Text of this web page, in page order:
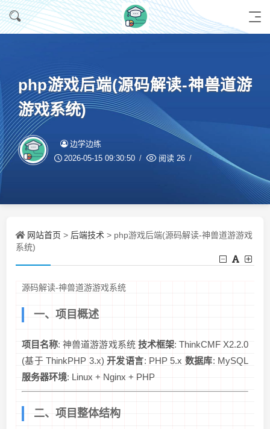
php游戏后端(源码解读-神兽道游
游戏系统)
边学边练
2026-05-15 09:30:50 阅读 26
网站首页 > 后端技术 > php游戏后端(源码解读-神兽道游游戏
系统)
源码解读-神兽道游游戏系统
一、项目概述
项目名称: 神兽道游游戏系统 技术框架: ThinkCMF X2.2.0
(基于 ThinkPHP 3.x)开发语言: PHP 5.x 数据库: MySQL
服务器环境: Linux + Nginx + PHP
二、项目整体结构